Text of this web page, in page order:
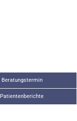
Beratungstermin
Patientenberichte